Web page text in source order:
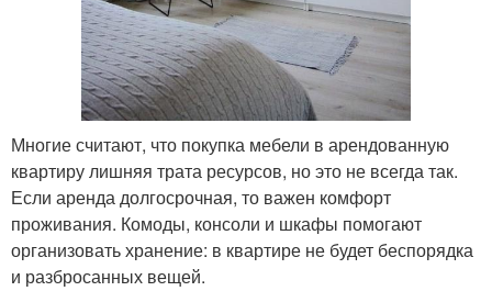
Многие считают, что покупка мебели в арендованную
квартиру лишняя трата ресурсов, но это не всегда так.
Если аренда долгосрочная, то важен комфорт
проживания. Комоды, консоли и шкафы помогают
организовать хранение: в квартире не будет беспорядка
и разбросанных вещей.